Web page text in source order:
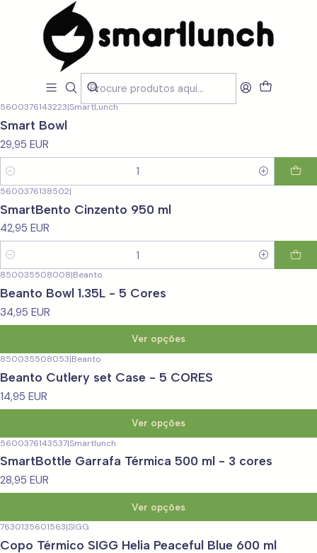
CARACTERISTICAS
Por Utilização
Filtros
5600376143223|SmartLunch
Smart Bowl
29,95 EUR
Quantidade
5600376138502|
SmartBento Cinzento 950 ml
42,95 EUR
Quantidade
850035508008|Beanto
Beanto Bowl 1.35L - 5 Cores
34,95 EUR
Ver opções
850035508053|Beanto
Beanto Cutlery set Case - 5 CORES
14,95 EUR
Ver opções
5600376143537|Smartlunch
SmartBottle Garrafa Térmica 500 ml - 3 cores
28,95 EUR
Ver opções
DESCONTO
7630135601563|SIGG
Copo Térmico SIGG Helia Peaceful Blue 600 ml